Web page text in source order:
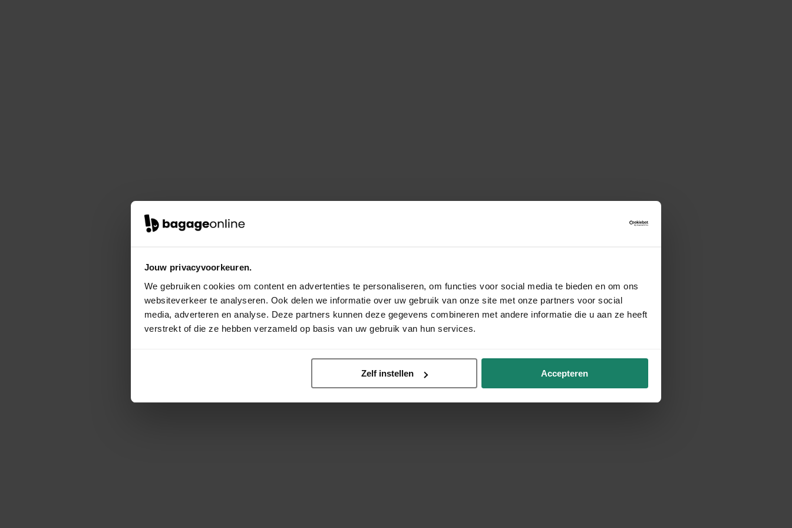
Jouw privacyvoorkeuren.
We gebruiken cookies om content en advertenties te personaliseren, om functies voor social media te bieden en om ons
websiteverkeer te analyseren. Ook delen we informatie over uw gebruik van onze site met onze partners voor social
media, adverteren en analyse. Deze partners kunnen deze gegevens combineren met andere informatie die u aan ze heeft
verstrekt of die ze hebben verzameld op basis van uw gebruik van hun services.
Zelf instellen Accepteren